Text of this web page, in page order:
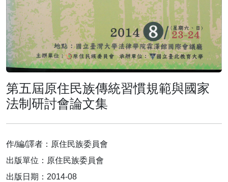
第五屆原住民族傳統習慣規範與國家
法制研討會論文集
作/編/譯者：原住民族委員會
出版單位：原住民族委員會
出版日期：2014-08